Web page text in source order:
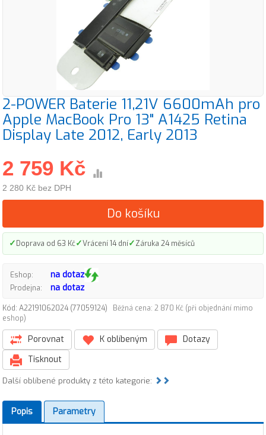
2-POWER Baterie 11,21V 6600mAh pro
Apple MacBook Pro 13" A1425 Retina
Display Late 2012, Early 2013
2 759 Kč
2 280 Kč bez DPH
Do košíku
✓Doprava od 63 Kč✓Vrácení 14 dní✓Záruka 24 měsíců
Eshop: na dotaz
Prodejna: na dotaz
Kód: A22191062024 (77059124)
Běžná cena: 2 870 Kč (při objednání mimo
eshop)
Porovnat K oblíbeným
Dotazy
Tisknout
Další oblíbené produkty z této kategorie:
Popis Parametry